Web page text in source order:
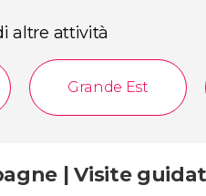
altre attività
Grande Est
| Visite